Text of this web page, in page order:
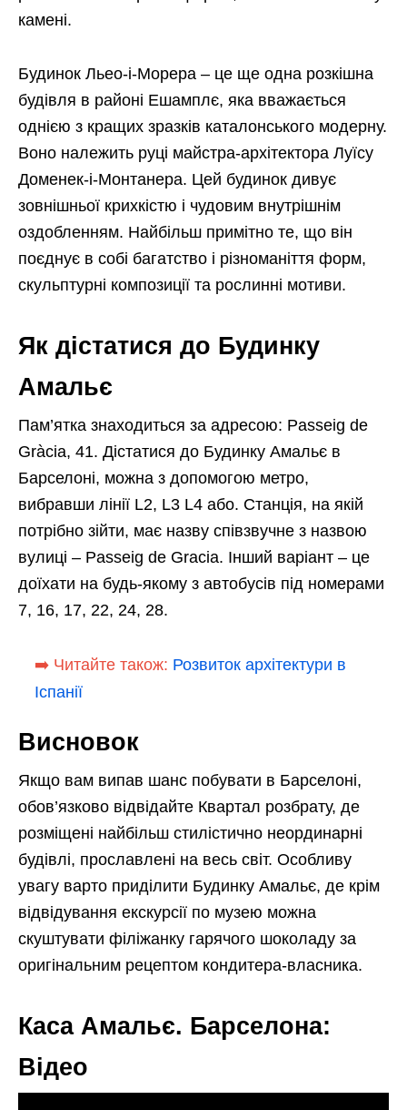
камені.
Будинок Льео-і-Морера – це ще одна розкішна
будівля в районі Ешамплє, яка вважається
однією з кращих зразків каталонського модерну.
Воно належить руці майстра-архітектора Луїсу
Доменек-і-Монтанера. Цей будинок дивує
зовнішньої крихкістю і чудовим внутрішнім
оздобленням. Найбільш примітно те, що він
поєднує в собі багатство і різноманіття форм,
скульптурні композиції та рослинні мотиви.
Як дістатися до Будинку
Амальє
Пам’ятка знаходиться за адресою: Passeig de
Gràcia, 41. Дістатися до Будинку Амальє в
Барселоні, можна з допомогою метро,
вибравши лінії L2, L3 L4 або. Станція, на якій
потрібно зійти, має назву співзвучне з назвою
вулиці – Passeig de Gracia. Інший варіант – це
доїхати на будь-якому з автобусів під номерами
7, 16, 17, 22, 24, 28.
➡️ Читайте також: Розвиток архітектури в
Іспанії
Висновок
Якщо вам випав шанс побувати в Барселоні,
обов’язково відвідайте Квартал розбрату, де
розміщені найбільш стилістично неординарні
будівлі, прославлені на весь світ. Особливу
увагу варто приділити Будинку Амальє, де крім
відвідування екскурсії по музею можна
скуштувати філіжанку гарячого шоколаду за
оригінальним рецептом кондитера-власника.
Каса Амальє. Барселона:
Відео